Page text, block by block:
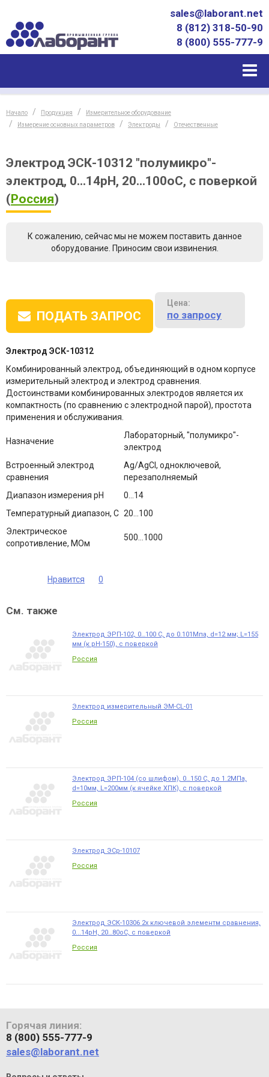
sales@laborant.net
8 (812) 318-50-90
8 (800) 555-777-9
Начало Продукция
Измерительное оборудование
Измерение основных параметров
Электроды Отечественные
Электрод ЭСК-10312 "полумикро"-
электрод, 0...14pH, 20...100оС, с поверкой
(Россия)
К сожалению, сейчас мы не можем поставить данное
оборудование. Приносим свои извинения.
ПОДАТЬ ЗАПРОС
Цена:
по запросу
Электрод ЭСК-10312
Комбинированный электрод, объединяющий в одном корпусе
измерительный электрод и электрод сравнения.
Достоинствами комбинированных электродов является их
компактность (по сравнению с электродной парой), простота
применения и обслуживания.
Назначение
Лабораторный, "полумикро"-
электрод
Встроенный электрод
сравнения
Ag/AgCl, одноключевой,
перезаполняемый
Диапазон измерения рН
0...14
Температурный диапазон, С 20...100
Электрическое
сопротивление, МОм
500...1000
Нравится 0
См. также
Электрод ЭРП-102, 0…100 С, до 0.101Мпа, d=12 мм; L=155
мм (к рН-150), с поверкой
Россия
Электрод измерительный ЭМ-CL-01
Россия
Электрод ЭРП-104 (со шлифом), 0…150 С, до 1.2МПа,
d=10мм, L=200мм (к ячейке ХПК), с поверкой
Россия
Электрод ЭСр-10107
Россия
Электрод ЭСК-10306 2х ключевой элементм сравнения,
0...14pH, 20…80оС, с поверкой
Россия
Горячая линия:
8 (800) 555-777-9
sales@laborant.net